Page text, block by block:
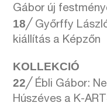
Gábor új
18╱ Győrffy
kiállítás a Képzőn
KOLLEKCIÓ
22╱ Ébli Gábor:
Húszéves a K-